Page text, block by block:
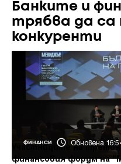
Банките и
трябва да са
конкуренти
ФИНАНСИ Обновена
Участниците на
финансовия форум на